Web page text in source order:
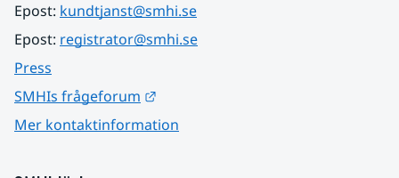
Epost: kundtjanst@smhi.se
Epost: registrator@smhi.se
Press
SMHIs frågeforum
Mer kontaktinformation